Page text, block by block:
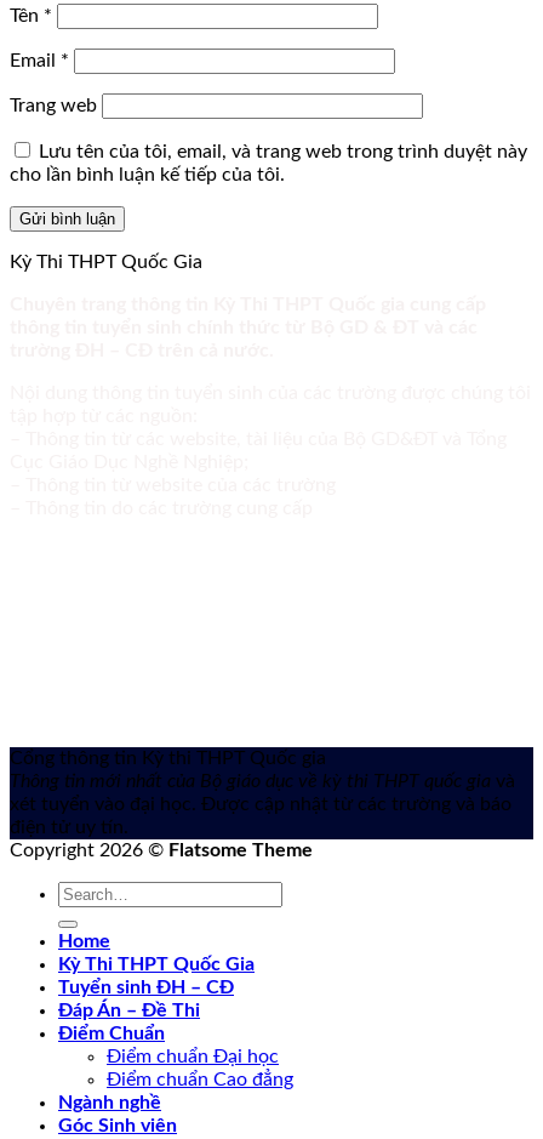
Tên *
Email *
Trang web
Lưu tên của tôi, email, và trang web trong trình duyệt này
cho lần bình luận kế tiếp của tôi.
Kỳ Thi THPT Quốc Gia
Cổng thông tin Kỳ thi THPT Quốc gia
Thông tin mới nhất của Bộ giáo dục về kỳ thi THPT quốc gia và
xét tuyển vào đại học. Được cập nhật từ các trường và báo
điện tử uy tín.
Copyright 2026 © Flatsome Theme
Home
Kỳ Thi THPT Quốc Gia
Tuyển sinh ĐH – CĐ
Đáp Án – Đề Thi
Điểm Chuẩn
Điểm chuẩn Đại học
Điểm chuẩn Cao đẳng
Ngành nghề
Góc Sinh viên